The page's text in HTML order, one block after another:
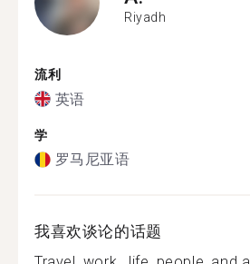
Riyadh
流利
英语
学
罗马尼亚语
我喜欢谈论的话题